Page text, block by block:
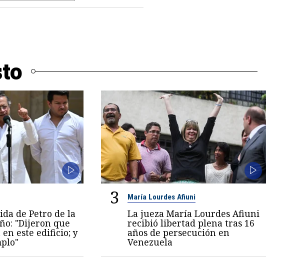
de Petro de la
"Dijeron que
este edificio; y
3 María Lourdes Afiuni
La jueza María Lourdes Afiuni
recibió libertad plena tras 16
años de persecución en
Venezuela